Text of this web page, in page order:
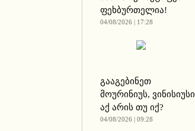
ფეხბურთელია!
04/08/2026 | 17:28
გააგებინეთ
მოურინიუს, ვინისიუსი
აქ არის თუ იქ?
04/08/2026 | 09:28